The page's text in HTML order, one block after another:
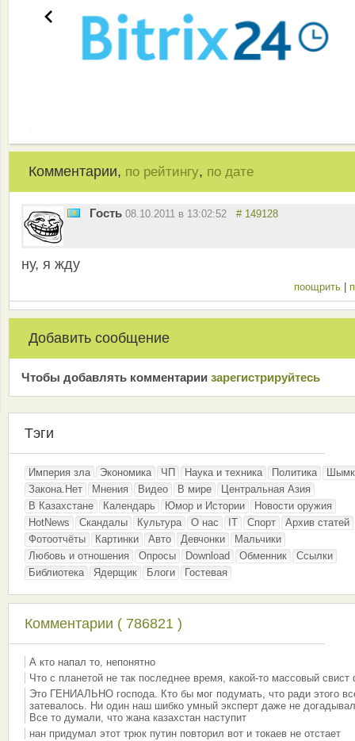
Комментарии, по рейтингу, по дате
Гость 08.10.2011 в 13:02:52 # 149128
ну, я жду
поощрить
Добавить сообщение
Чтобы добавлять комментарии зарeгиcтрирyйтeсь
Тэги
Империя зла Экономика ЧП Наука и техника Политика
Закона.Нет
Мнения Видео В мире
Центральная Азия
В Казахстане
Календарь Юмор и Истории
Новости оружия
HotNews
Скандалы Культура О нас IT Спорт
Архив статей
Фотоотчёты
Картинки Авто Девчонки
Мальчики
Любовь и отношения
Опросы Download Обменник
Ссылки
Библиотека
Ядерщик Блоги Гостевая
Комментарии ( 786821 )
А кто напал то, непонятно
Что с планетой не так последнее время, какой-то массовый свист
Это ГЕНИАЛЬНО господа. Кто бы мог подумать, что ради этого
затевалось. Ни один наш шибко умный эксперт даже не
Все то думали, что жана казахстан наступит
нан придумал этот трюк путин повторил вот и токаев не отстает